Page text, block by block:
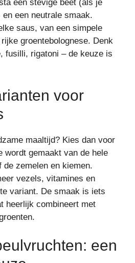
een stevige beet (als je
en een neutrale smaak.
saus, van een simpele
groentebolognese. Denk
fusilli, rigatoni – de keuze is
voor
maaltijd? Kies dan voor
wordt gemaakt van de hele
zemelen en kiemen.
vezels, vitamines en
variant. De smaak is iets
heerlijk combineert met
een